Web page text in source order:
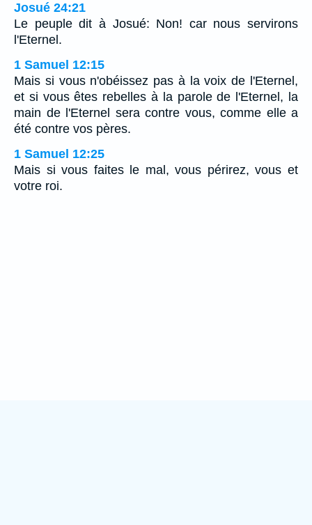
Josué 24:21
Le peuple dit à Josué: Non! car nous servirons
l'Eternel.
1 Samuel 12:15
Mais si vous n'obéissez pas à la voix de l'Eternel,
et si vous êtes rebelles à la parole de l'Eternel, la
main de l'Eternel sera contre vous, comme elle a
été contre vos pères.
1 Samuel 12:25
Mais si vous faites le mal, vous périrez, vous et
votre roi.